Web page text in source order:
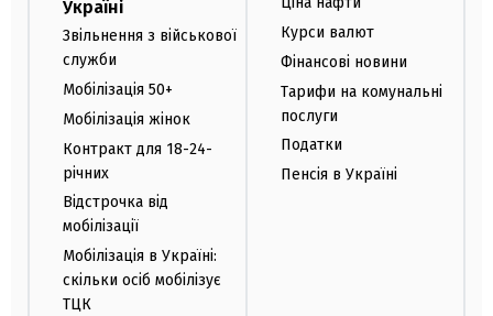
Україні
Звільнення з військової
служби
Мобілізація 50+
Мобілізація жінок
Контракт для 18-24-
річних
Відстрочка від
мобілізації
Мобілізація в Україні:
скільки осіб мобілізує
ТЦК
Курси валют
Фінансові новини
Тарифи на комунальні
послуги
Податки
Пенсія в Україні